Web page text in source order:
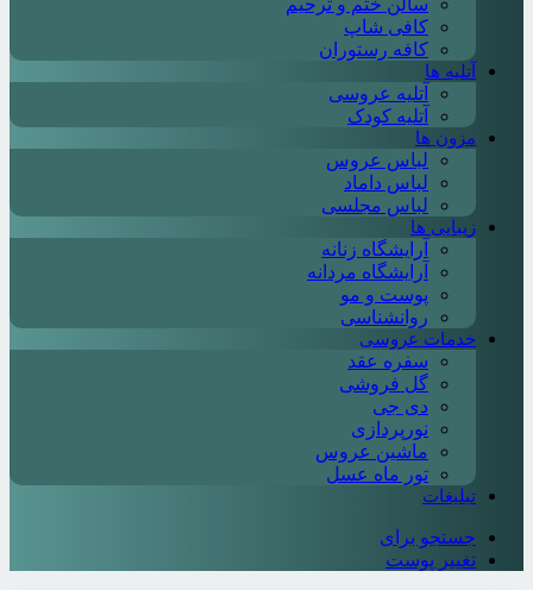
سالن ختم و ترحیم
کافی شاپ
کافه رستوران
آتلیه ها
آتلیه عروسی
آتلیه کودک
مزون ها
لباس عروس
لباس داماد
لباس مجلسی
زیبایی ها
آرایشگاه زنانه
آرایشگاه مردانه
پوست و مو
روانشناسی
خدمات عروسی
سفره عقد
گل فروشی
دی جی
نورپردازی
ماشین عروس
تور ماه عسل
تبلیغات
جستجو برای
تغییر پوست